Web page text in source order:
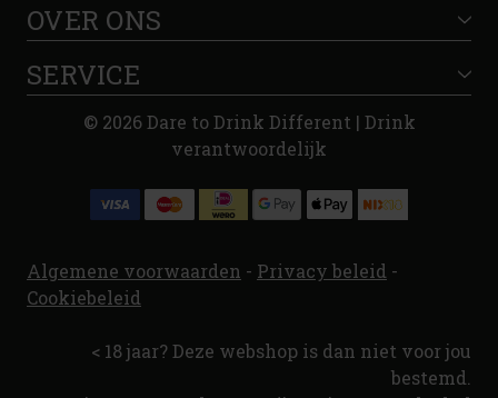
OVER ONS
SERVICE
© 2026 Dare to Drink Different | Drink
verantwoordelijk
Algemene voorwaarden - Privacy beleid -
Cookiebeleid
< 18 jaar? Deze webshop is dan niet voor jou
bestemd.